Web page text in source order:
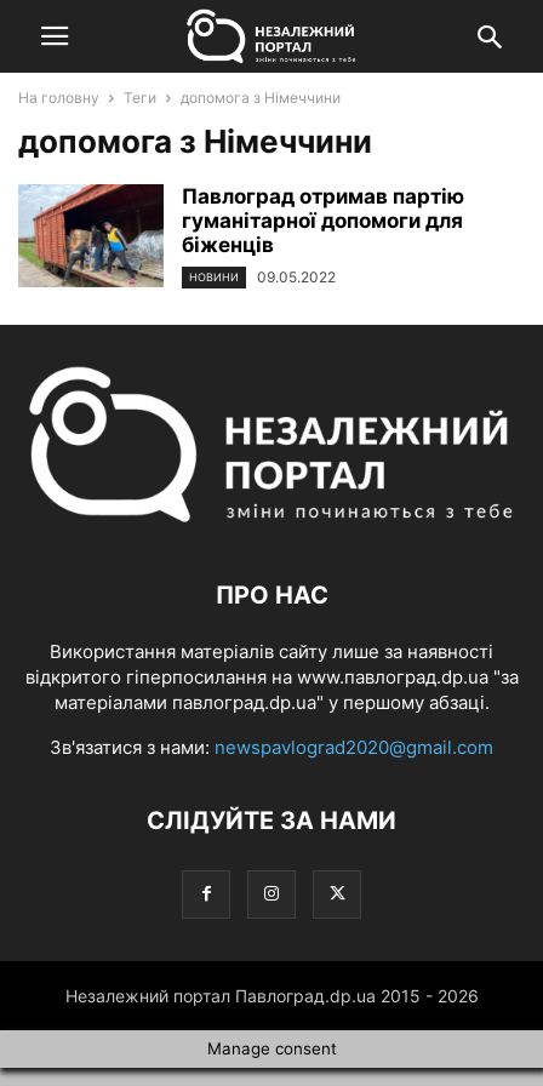
На головну Теги допомога з Німеччини
допомога з Німеччини
Павлоград отримав партію
гуманітарної допомоги для
біженців
НОВИНИ 09.05.2022
ПРО НАС
Використання матеріалів сайту лише за наявності
відкритого гіперпосилання на www.павлоград.dp.ua "за
матеріалами павлоград.dp.ua" у першому абзаці.
Зв'язатися з нами: newspavlograd2020@gmail.com
СЛІДУЙТЕ ЗА НАМИ
Незалежний портал Павлоград.dp.ua 2015 - 2026
Manage consent